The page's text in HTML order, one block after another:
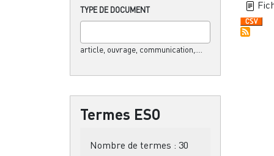
TYPE DE DOCUMENT
article, ouvrage, communication,....
Termes ESO
Nombre de termes : 30